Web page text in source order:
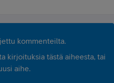
kommenteilta.
kirjoituksia tästä aiheesta, tai
aihe.